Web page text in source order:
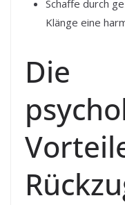
Schaffe durch
Klänge eine
Die